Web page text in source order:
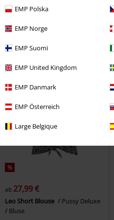
EMP Polska
EMP Norge
EMP Suomi
EMP United Kingdom
EMP Danmark
EMP Österreich
Large Belgique
ab
PGG LULV
Lederjacke
%
ab 27,99 €
Leo Short Blouse
Pussy Deluxe
Bluse